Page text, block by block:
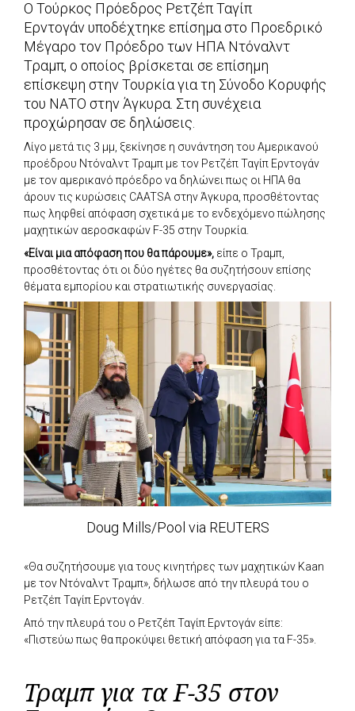
Ο Τούρκος Πρόεδρος Ρετζέπ Ταγίπ
Ερντογάν υποδέχτηκε επίσημα στο Προεδρικό
Μέγαρο τον Πρόεδρο των ΗΠΑ Ντόναλντ
Τραμπ, ο οποίος βρίσκεται σε επίσημη
επίσκεψη στην Τουρκία για τη Σύνοδο Κορυφής
του ΝΑΤΟ στην Άγκυρα. Στη συνέχεια
προχώρησαν σε δηλώσεις.
Λίγο μετά τις 3 μμ, ξεκίνησε η συνάντηση του Αμερικανού
προέδρου Ντόναλντ Τραμπ με τον Ρετζέπ Ταγίπ Ερντογάν
με τον αμερικανό πρόεδρο να δηλώνει πως οι ΗΠΑ θα
άρουν τις κυρώσεις CAATSA στην Άγκυρα, προσθέτοντας
πως ληφθεί απόφαση σχετικά με το ενδεχόμενο πώλησης
μαχητικών αεροσκαφών F-35 στην Τουρκία.
«Είναι μια απόφαση που θα πάρουμε», είπε ο Τραμπ,
προσθέτοντας ότι οι δύο ηγέτες θα συζητήσουν επίσης
θέματα εμπορίου και στρατιωτικής συνεργασίας.
Doug Mills/Pool via REUTERS
«Θα συζητήσουμε για τους κινητήρες των μαχητικών Kaan
με τον Ντόναλντ Τραμπ», δήλωσε από την πλευρά του ο
Ρετζέπ Ταγίπ Ερντογάν.
Από την πλευρά του ο Ρετζέπ Ταγίπ Ερντογάν είπε:
«Πιστεύω πως θα προκύψει θετική απόφαση για τα F-35».
Τραμπ για τα F-35 στον